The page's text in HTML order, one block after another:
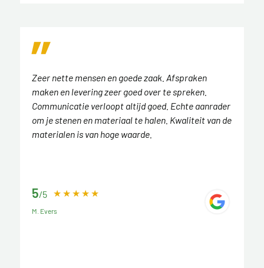
Zeer nette mensen en goede zaak. Afspraken
maken en levering zeer goed over te spreken.
Communicatie verloopt altijd goed. Echte aanrader
om je stenen en materiaal te halen. Kwaliteit van de
materialen is van hoge waarde.
5/5
M. Evers